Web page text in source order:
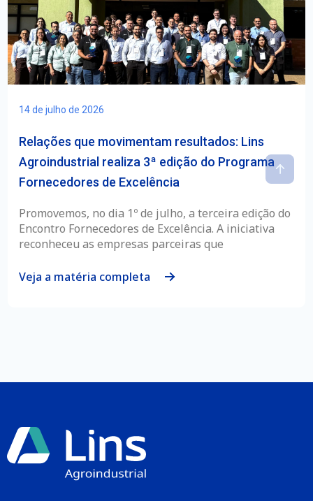
Relações que movimentam resultados: Lins
Agroindustrial realiza 3ª edição do Programa
Fornecedores de Excelência
14 de julho de 2026
Promovemos, no dia 1º de julho, a terceira edição do
Encontro Fornecedores de Excelência. A iniciativa
reconheceu as empresas parceiras que
Veja a matéria completa